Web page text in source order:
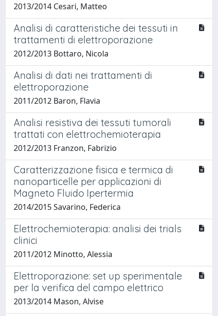
2013/2014 Cesari, Matteo
Analisi di caratteristiche dei tessuti in
trattamenti di elettroporazione
2012/2013 Bottaro, Nicola
Analisi di dati nei trattamenti di
elettroporazione
2011/2012 Baron, Flavia
Analisi resistiva dei tessuti tumorali
trattati con elettrochemioterapia
2012/2013 Franzon, Fabrizio
Caratterizzazione fisica e termica di
nanoparticelle per applicazioni di
Magneto Fluido Ipertermia
2014/2015 Savarino, Federica
Elettrochemioterapia: analisi dei trials
clinici
2011/2012 Minotto, Alessia
Elettroporazione: set up sperimentale
per la verifica del campo elettrico
2013/2014 Mason, Alvise